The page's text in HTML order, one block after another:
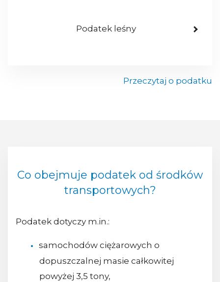
Podatek leśny
Przeczytaj o podatku
Co obejmuje podatek od środków
transportowych?
Podatek dotyczy m.in.:
samochodów ciężarowych o
dopuszczalnej masie całkowitej
powyżej 3,5 tony,